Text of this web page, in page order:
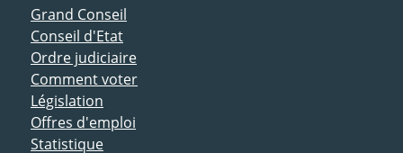
ACCÈS DIRECT
Grand Conseil
Conseil d'Etat
Ordre judiciaire
Comment voter
Législation
Offres d'emploi
Statistique